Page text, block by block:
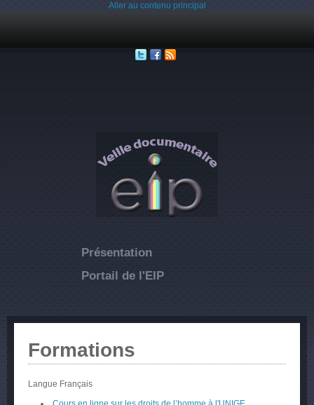
Aller au contenu principal
Présentation
Portail de l'EIP
Formations
Langue Français